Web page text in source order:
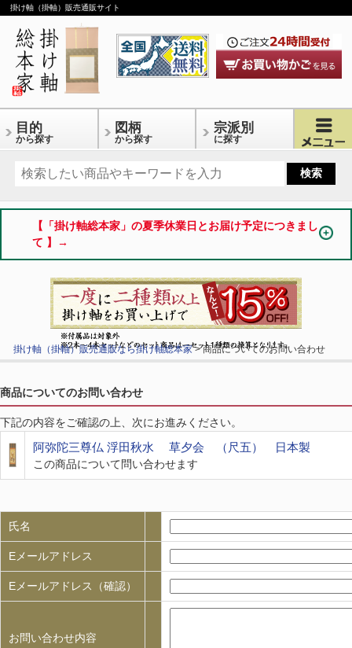
掛け軸（掛軸）販売通販サイト
目的
から探す
図柄
から探す
宗派別
に探す
【「掛け軸総本家」の夏季休業日とお届け予定につきまし
て 】→
掛け軸（掛軸）販売通販なら掛け軸総本家> 商品についてのお問い合わせ
商品についてのお問い合わせ
下記の内容をご確認の上、次にお進みください。
阿弥陀三尊仏 浮田秋水 草夕会 （尺五） 日本製
この商品について問い合わせます
氏名
Eメールアドレス
Eメールアドレス（確認）
お問い合わせ内容